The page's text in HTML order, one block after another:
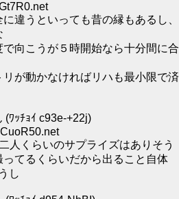
違うといっても昔の縁もあるし、
向こうが５時開始なら十分間に合
が動かなければリハも最小限で済
ﾜｯﾁｮｲ c93e-+22j)
人くらいのサプライズはありそう
てるくらいだから出ること自体
し